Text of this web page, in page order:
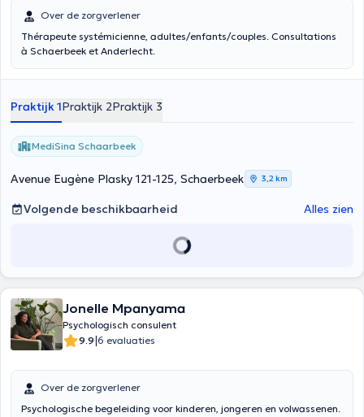
Over de zorgverlener
Thérapeute systémicienne, adultes/enfants/couples. Consultations
à Schaerbeek et Anderlecht.
Praktijk 1Praktijk 2Praktijk 3
MediSina Schaarbeek
Avenue Eugène Plasky 121-125, Schaerbeek 3,2 km
Volgende beschikbaarheid Alles zien
Jonelle Mpanyama
Psychologisch consulent
9.9|6 evaluaties
Over de zorgverlener
Psychologische begeleiding voor kinderen, jongeren en volwassenen.